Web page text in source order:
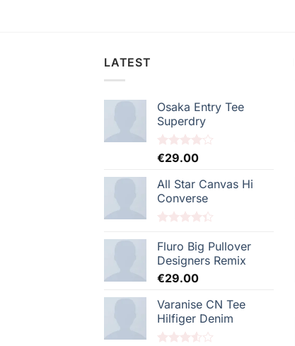
LATEST
Osaka Entry Tee
Superdry
Note
5
€29.00
All Star Canvas Hi
Converse
sur 5
Fluro Big Pullover
Designers Remix
€29.00
Varanise CN Tee
Hilfiger Denim